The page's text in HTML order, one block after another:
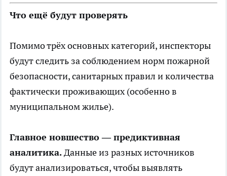
Что ещё будут проверять
Помимо трёх основных категорий, инспекторы
будут следить за соблюдением норм пожарной
безопасности, санитарных правил и количества
фактически проживающих (особенно в
муниципальном жилье).
Главное новшество — предиктивная
аналитика.Данные из разных источников
будут анализироваться, чтобы выявлять